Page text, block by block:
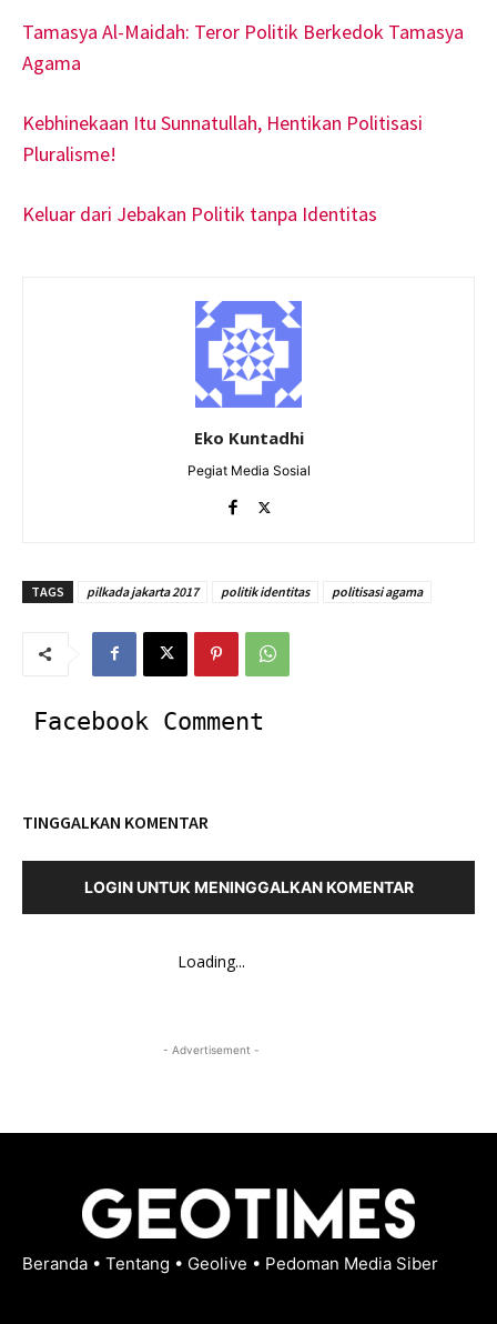
Tamasya Al-Maidah: Teror Politik Berkedok Tamasya
Agama
Kebhinekaan Itu Sunnatullah, Hentikan Politisasi
Pluralisme!
Keluar dari Jebakan Politik tanpa Identitas
Eko Kuntadhi
Pegiat Media Sosial
TAGS pilkada jakarta 2017 politik identitas politisasi agama
Facebook Comment
TINGGALKAN KOMENTAR
LOGIN UNTUK MENINGGALKAN KOMENTAR
Loading...
- Advertisement -
Beranda • Tentang • Geolive • Pedoman Media Siber